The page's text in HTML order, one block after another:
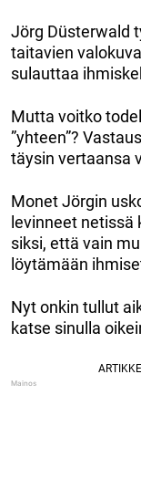
Jörg Düsterwald
taitavien
sulauttaa
Mutta voitko
”yhteen”?
täysin vertaansa
Monet Jörgin
levinneet
siksi, että vain
löytämään
Nyt onkin tullut
katse sinulla